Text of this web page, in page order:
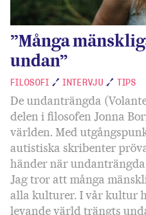
”Många
undan”
FILOSOFI INTERVJU TIPS
De undanträngda
delen i filosofen Jonna
världen. Med
autistiska skribenter
händer när
Jag tror att många
alla kulturer. I vår kultur
levande värld trängts